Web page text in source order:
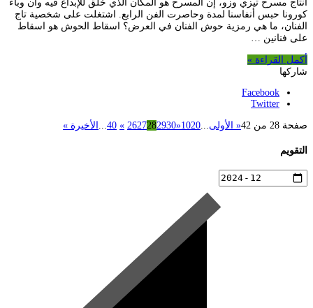
انتاج مسرح تيزي وزو، إن المسرح هو المكان الذي خلق للإبداع فيه وأن وباء
كورونا حبس أنفاسنا لمدة وحاصرت الفن الرابع. اشتغلت على شخصية تاج
الفنان، ما هي رمزية حوش الفنان في العرض؟ اسقاط الحوش هو اسقاط
على فنانين …
أكمل القراءة »
شاركها
Facebook
Twitter
صفحة 28 من 42 « الأولى...
1020
«
2627282930
»
40
... الأخيرة »
التقويم